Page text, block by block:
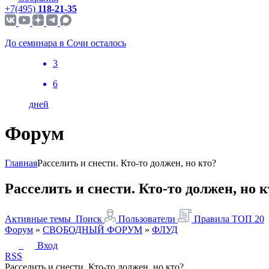
+7(495) 118-21-35
До семинара в Сочи осталось
3
6
дней
Форум
ГлавнаяРасселить и снести. Кто-то должен, но кто?
Расселить и снести. Кто-то должен, но
Активные темы Поиск Пользователи Правила ТОП 20
Форум » СВОБОДНЫЙ ФОРУМ » ФЛУД
Вход
RSS
Расселить и снести. Кто-то должен, но кто?